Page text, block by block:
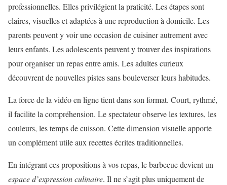
professionnelles. Elles privilégient la praticité. Les étapes sont
claires, visuelles et adaptées à une reproduction à domicile. Les
parents peuvent y voir une occasion de cuisiner autrement avec
leurs enfants. Les adolescents peuvent y trouver des inspirations
pour organiser un repas entre amis. Les adultes curieux
découvrent de nouvelles pistes sans bouleverser leurs habitudes.
La force de la vidéo en ligne tient dans son format. Court, rythmé,
il facilite la compréhension. Le spectateur observe les textures, les
couleurs, les temps de cuisson. Cette dimension visuelle apporte
un complément utile aux recettes écrites traditionnelles.
En intégrant ces propositions à vos repas, le barbecue devient un
espace d’expression culinaire. Il ne s’agit plus uniquement de